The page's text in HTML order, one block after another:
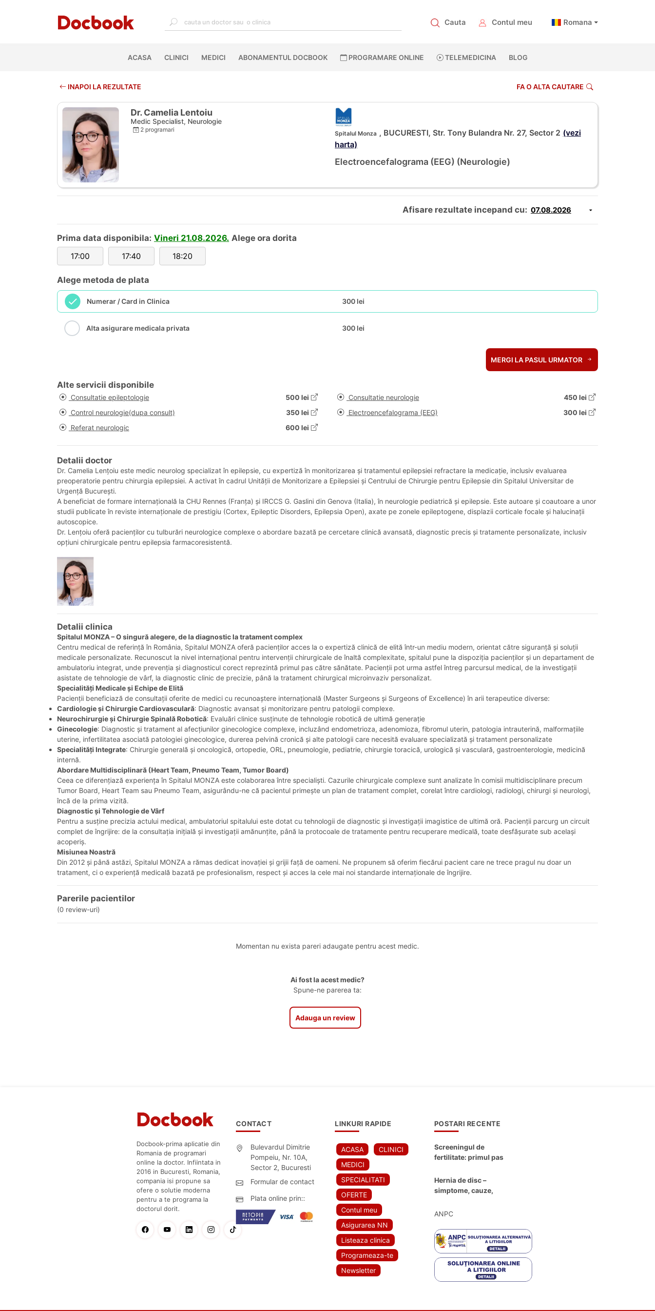
Cauta Contul meu Romana
ACASA(CURRENT)
CLINICI MEDICI ABONAMENTUL DOCBOOK PROGRAMARE ONLINE TELEMEDICINA BLOG
INAPOI LA REZULTATE FA O ALTA CAUTARE
Dr. Camelia Lentoiu
Medic Specialist, Neurologie
2 programari
Spitalul Monza , BUCURESTI, Str. Tony Bulandra Nr. 27, Sector 2 (vezi
harta)
Electroencefalograma (EEG) (Neurologie)
Afisare rezultate incepand cu:
Prima data disponibila: Vineri 21.08.2026. Alege ora dorita
17:00
17:40 18:20
Alege metoda de plata
Numerar / Card in Clinica 300 lei
Alta asigurare medicala privata 300 lei
MERGI LA PASUL URMATOR
Alte servicii disponibile
Consultatie epileptologie 500 lei Consultatie neurologie
450 lei
Control neurologie(dupa consult)
350 lei Electroencefalograma (EEG)
300 lei
Referat neurologic
600 lei
Detalii doctor
Dr. Camelia Lențoiu este medic neurolog specializat în epilepsie, cu expertiză în monitorizarea și tratamentul epilepsiei refractare la medicație, inclusiv evaluarea
preoperatorie pentru chirurgia epilepsiei. A activat în cadrul Unității de Monitorizare a Epilepsiei și Centrului de Chirurgie pentru Epilepsie din Spitalul Universitar de
Urgență București.
A beneficiat de formare internațională la CHU Rennes (Franța) și IRCCS G. Gaslini din Genova (Italia), în neurologie pediatrică și epilepsie. Este autoare și coautoare a unor
studii publicate în reviste internaționale de prestigiu (Cortex, Epileptic Disorders, Epilepsia Open), axate pe zonele epileptogene, displazii corticale focale și halucinații
autoscopice.
Dr. Lențoiu oferă pacienților cu tulburări neurologice complexe o abordare bazată pe cercetare clinică avansată, diagnostic precis și tratamente personalizate, inclusiv
opțiuni chirurgicale pentru epilepsia farmacoresistentă.
Detalii clinica
Spitalul MONZA – O singură alegere, de la diagnostic la tratament complex
Centru medical de referință în România, Spitalul MONZA oferă pacienților acces la o expertiză clinică de elită într-un mediu modern, orientat către siguranță și soluții
medicale personalizate. Recunoscut la nivel internațional pentru intervenții chirurgicale de înaltă complexitate, spitalul pune la dispoziția pacienților și un departament de
ambulatoriu integrat, unde prevenția și diagnosticul corect reprezintă primul pas către sănătate. Pacienții pot urma astfel întreg parcursul medical, de la investigații
asistate de tehnologie de vârf, la diagnostic clinic de precizie, până la tratament chirurgical microinvaziv personalizat.
Specialități Medicale și Echipe de Elită
Pacienții beneficiază de consultații oferite de medici cu recunoaștere internațională (Master Surgeons și Surgeons of Excellence) în arii terapeutice diverse:
Cardiologie și Chirurgie Cardiovasculară: Diagnostic avansat și monitorizare pentru patologii complexe.
Neurochirurgie și Chirurgie Spinală Robotică: Evaluări clinice susținute de tehnologie robotică de ultimă generație
Ginecologie: Diagnostic și tratament al afecțiunilor ginecologice complexe, incluzând endometrioza, adenomioza, fibromul uterin, patologia intrauterină, malformațiile
uterine, infertilitatea asociată patologiei ginecologice, durerea pelvină cronică și alte patologii care necesită evaluare specializată și tratament personalizate
Specialități Integrate: Chirurgie generală și oncologică, ortopedie, ORL, pneumologie, pediatrie, chirurgie toracică, urologică și vasculară, gastroenterologie, medicină
internă.
Abordare Multidisciplinară (Heart Team, Pneumo Team, Tumor Board)
Ceea ce diferențiază experiența în Spitalul MONZA este colaborarea între specialiști. Cazurile chirurgicale complexe sunt analizate în comisii multidisciplinare precum
Tumor Board, Heart Team sau Pneumo Team, asigurându-ne că pacientul primește un plan de tratament complet, corelat între cardiologi, radiologi, chirurgi și neurologi,
încă de la prima vizită.
Diagnostic și Tehnologie de Vârf
Pentru a susține precizia actului medical, ambulatoriul spitalului este dotat cu tehnologii de diagnostic și investigații imagistice de ultimă oră. Pacienții parcurg un circuit
complet de îngrijire: de la consultația inițială și investigații amănunțite, până la protocoale de tratamente pentru recuperare medicală, toate desfășurate sub același
acoperiș.
Misiunea Noastră
Din 2012 și până astăzi, Spitalul MONZA a rămas dedicat inovației și grijii față de oameni. Ne propunem să oferim fiecărui pacient care ne trece pragul nu doar un
tratament, ci o experiență medicală bazată pe profesionalism, respect și acces la cele mai noi standarde internaționale de îngrijire.
Parerile pacientilor
(0 review-uri)
Momentan nu exista pareri adaugate pentru acest medic.
Ai fost la acest medic?
Spune-ne parerea ta:
Adauga un review
Docbook-prima aplicatie din
Romania de programari
online la doctor. Infiintata in
2016 in Bucuresti, Romania,
compania isi propune sa
ofere o solutie moderna
pentru a te programa la
doctorul dorit.
CONTACT
Bulevardul Dimitrie
Pompeiu, Nr. 10A,
Sector 2, Bucuresti
Formular de contact
Plata online prin::
LINKURI RAPIDE
ACASA
CLINICI
MEDICI
SPECIALITATI
OFERTE
Contul meu
Asigurarea NN
Listeaza clinica
Programeaza-te
Newsletter
POSTARI RECENTE
Screeningul de
fertilitate: primul pas
Hernia de disc –
simptome, cauze,
moderne de
ANPC